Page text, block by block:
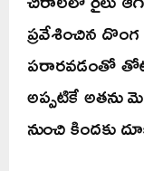
ప్రవేశించిన
పరారవడంతో తోటి
అప్పటికే అతను
నుంచి కిందకు